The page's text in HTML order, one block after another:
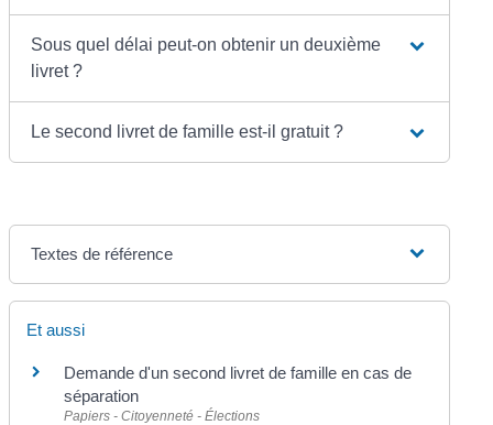
Sous quel délai peut-on obtenir un deuxième
livret ?
Le second livret de famille est-il gratuit ?
Textes de référence
Et aussi
Demande d'un second livret de famille en cas de
séparation
Papiers - Citoyenneté - Élections